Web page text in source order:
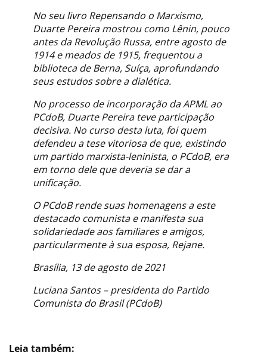
No seu livro Repensando o Marxismo,
Duarte Pereira mostrou como Lênin, pouco
antes da Revolução Russa, entre agosto de
1914 e meados de 1915, frequentou a
biblioteca de Berna, Suíça, aprofundando
seus estudos sobre a dialética.
No processo de incorporação da APML ao
PCdoB, Duarte Pereira teve participação
decisiva. No curso desta luta, foi quem
defendeu a tese vitoriosa de que, existindo
um partido marxista-leninista, o PCdoB, era
em torno dele que deveria se dar a
unificação.
O PCdoB rende suas homenagens a este
destacado comunista e manifesta sua
solidariedade aos familiares e amigos,
particularmente à sua esposa, Rejane.
Brasília, 13 de agosto de 2021
Luciana Santos – presidenta do Partido
Comunista do Brasil (PCdoB)
Leia também: